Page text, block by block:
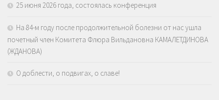
25 июня 2026 года, состоялась конференция
На 84-м году после продолжительной болезни от нас ушла
почетный член Комитета Флюра Вильдановна КАМАЛЕТДИНОВА
(ЖДАНОВА)
О доблести, о подвигах, о славе!